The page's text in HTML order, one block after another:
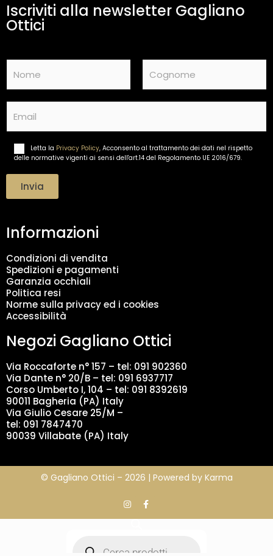
Iscriviti alla newsletter Gagliano
Ottici
m
e
a
a
e
t
o
d
a
t
i
*
Letta la Privacy Policy, Acconsento al trattamento dei dati nel rispetto
delle normative vigenti ai sensi dell'art.14 del Regolamento UE 2016/679.
Invia
Informazioni
Condizioni di vendita
Spedizioni e pagamenti
Garanzia occhiali
Politica resi
Norme sulla privacy ed i cookies
Accessibilità
Negozi Gagliano Ottici
Via Roccaforte n° 157 – tel: 091 902360
Via Dante n° 20/B – tel: 091 6937717
Corso Umberto I, 104 – tel: 091 8392619
90011 Bagheria (PA) Italy
Via Giulio Cesare 25/M –
tel: 091 7847470
90039 Villabate (PA) Italy
© Gagliano Ottici – 2026 | Powered by Karma